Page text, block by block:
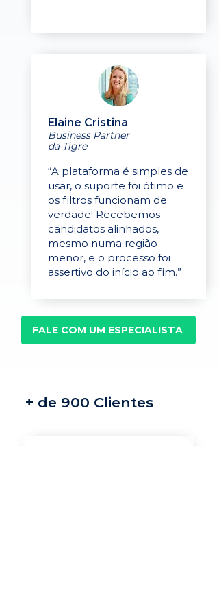
Elaine Cristina
Business Partner
da Tigre
“A plataforma é simples de
usar, o suporte foi ótimo e
os filtros funcionam de
verdade! Recebemos
candidatos alinhados,
mesmo numa região
menor, e o processo foi
assertivo do início ao fim.”
FALE COM UM ESPECIALISTA
+ de 900 Clientes